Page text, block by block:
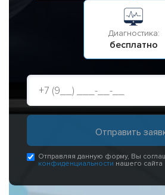
Диагностика:
бесплатно
Отправляя данную форму, Вы
конфиденциальности нашего сайта